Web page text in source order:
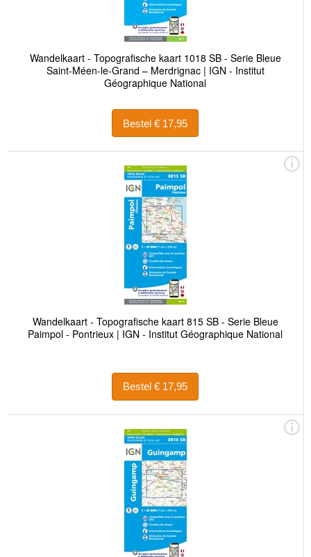
Wandelkaart - Topografische kaart 1018 SB - Serie Bleue
Saint-Méen-le-Grand – Merdrignac | IGN - Institut
Géographique National
Bestel € 17,95
Wandelkaart - Topografische kaart 815 SB - Serie Bleue
Paimpol - Pontrieux | IGN - Institut Géographique National
Bestel € 17,95